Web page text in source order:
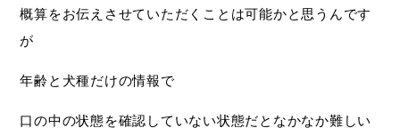
概算をお伝えさせていただくことは可能かと思うんです
が
年齢と犬種だけの情報で
口の中の状態を確認していない状態だとなかなか難しい